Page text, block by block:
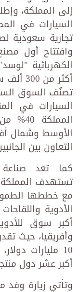
إلى المملكة،
السيارات في
تجارية سعودية
وافتتاح أول
الكهربائية
تصنّف السوق
السيارات في
الأوسط وشمال
التعاون بين
كما تعد
تستهدف المملكة
مع خططها
الأدوية
أكبر سوق
وأفريقيا، حيث
10 مليارات
أكبر عشر دول
وتأتي زيارة وفد